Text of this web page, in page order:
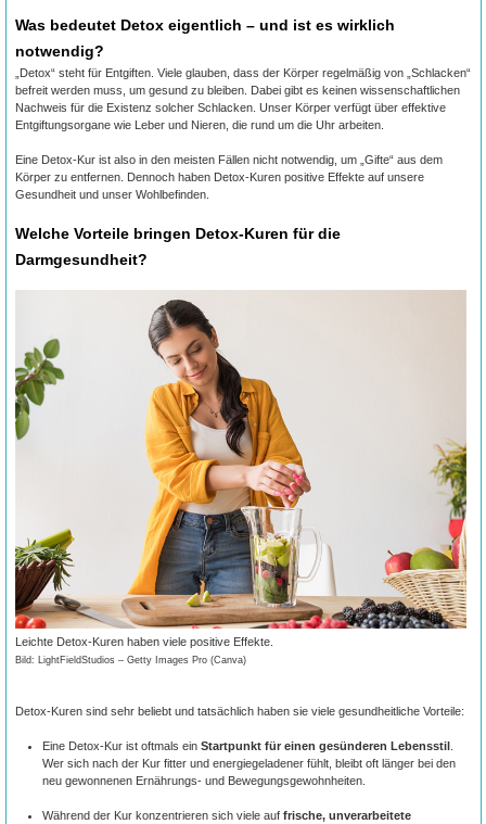
Was bedeutet Detox eigentlich – und ist es wirklich
notwendig?
„Detox“ steht für Entgiften. Viele glauben, dass der Körper regelmäßig von „Schlacken“
befreit werden muss, um gesund zu bleiben. Dabei gibt es keinen wissenschaftlichen
Nachweis für die Existenz solcher Schlacken. Unser Körper verfügt über effektive
Entgiftungsorgane wie Leber und Nieren, die rund um die Uhr arbeiten.
Eine Detox-Kur ist also in den meisten Fällen nicht notwendig, um „Gifte“ aus dem
Körper zu entfernen. Dennoch haben Detox-Kuren positive Effekte auf unsere
Gesundheit und unser Wohlbefinden.
Welche Vorteile bringen Detox-Kuren für die
Darmgesundheit?
Leichte Detox-Kuren haben viele positive Effekte.
Bild: LightFieldStudios – Getty Images Pro (Canva)
Detox-Kuren sind sehr beliebt und tatsächlich haben sie viele gesundheitliche Vorteile:
Eine Detox-Kur ist oftmals einStartpunkt für einen gesünderen Lebensstil
Wer sich nach der Kur fitter und energiegeladener fühlt, bleibt oft länger bei den
neu gewonnenen Ernährungs- und Bewegungsgewohnheiten.
Während der Kur konzentrieren sich viele auffrische, unverarbeitete